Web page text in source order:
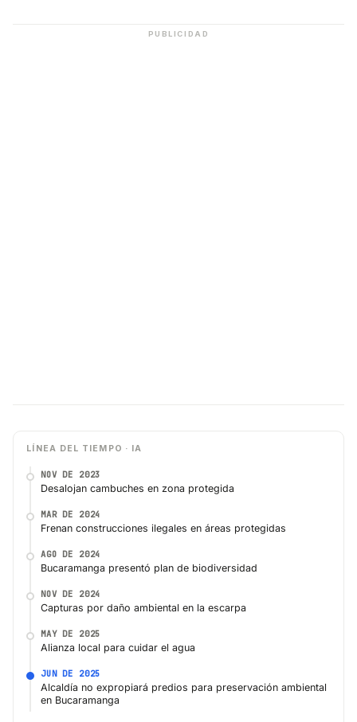
PUBLICIDAD
LÍNEA DEL TIEMPO · IA
NOV DE 2023
Desalojan cambuches en zona protegida
MAR DE 2024
Frenan construcciones ilegales en áreas protegidas
AGO DE 2024
Bucaramanga presentó plan de biodiversidad
NOV DE 2024
Capturas por daño ambiental en la escarpa
MAY DE 2025
Alianza local para cuidar el agua
JUN DE 2025
Alcaldía no expropiará predios para preservación ambiental
en Bucaramanga